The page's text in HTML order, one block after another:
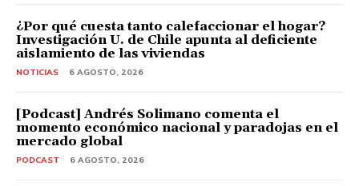
¿Por qué cuesta tanto calefaccionar el hogar?
Investigación U. de Chile apunta al deficiente
aislamiento de las viviendas
NOTICIAS 6 AGOSTO, 2026
[Podcast] Andrés Solimano comenta el
momento económico nacional y paradojas en el
mercado global
PODCAST 6 AGOSTO, 2026